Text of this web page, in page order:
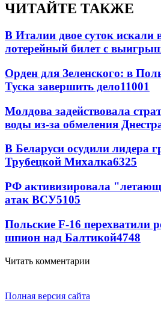
ЧИТАЙТЕ ТАКЖЕ
В Италии двое суток
лотерейный билет с
Орден для Зеленского: в
Туска завершить дело11001
Молдова задействовала
воды из-за обмеления
В Беларуси осудили лидера
Трубецкой Михалка6325
РФ активизировала
атак ВСУ5105
Польские F-16 перехватили
шпион над Балтикой4748
Читать комментарии
Полная версия сайта